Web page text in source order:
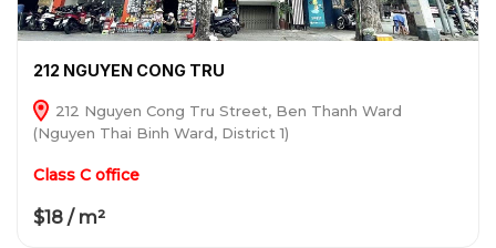
212 NGUYEN CONG TRU
212 Nguyen Cong Tru Street, Ben Thanh Ward
(Nguyen Thai Binh Ward, District 1)
Class C office
$18 / m²